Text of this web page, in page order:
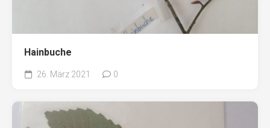
Hainbuche
26. März 2021 0